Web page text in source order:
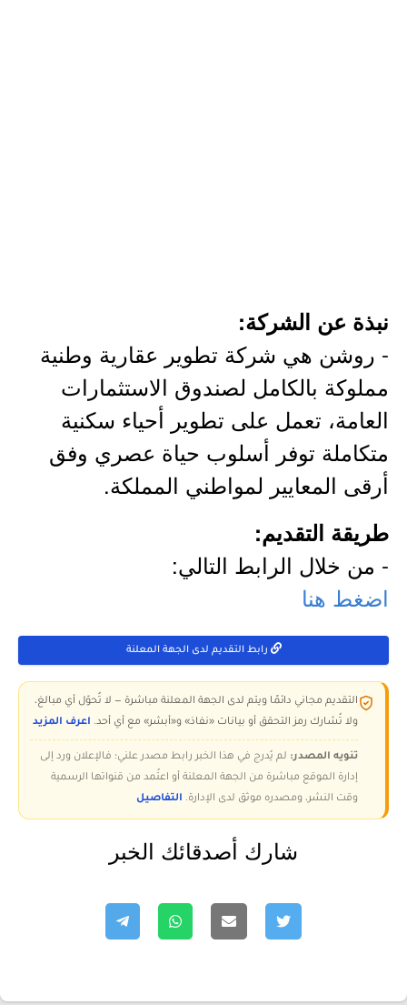
نبذة عن الشركة:
- روشن هي شركة تطوير عقارية وطنية
مملوكة بالكامل لصندوق الاستثمارات
العامة، تعمل على تطوير أحياء سكنية
متكاملة توفر أسلوب حياة عصري وفق
أرقى المعايير لمواطني المملكة.
طريقة التقديم:
- من خلال الرابط التالي:
اضغط هنا
رابط التقديم لدى الجهة المعلنة
التقديم مجاني دائمًا ويتم لدى الجهة المعلنة مباشرة — لا تُحوّل أي مبالغ،
ولا تُشارك رمز التحقق أو بيانات «نفاذ» و«أبشر» مع أي أحد. اعرف المزيد
تنويه المصدر: لم يُدرج في هذا الخبر رابط مصدر علني؛ فالإعلان ورد إلى
إدارة الموقع مباشرة من الجهة المعلنة أو اعتُمد من قنواتها الرسمية
وقت النشر، ومصدره موثق لدى الإدارة. التفاصيل
شارك أصدقائك الخبر